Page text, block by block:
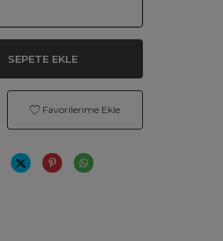
SEPETE EKLE
Favorilerime Ekle